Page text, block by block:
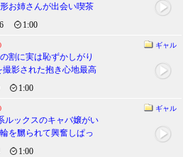
お姉さんが出会い喫茶
ハメドリ!!
1:00
ギャル
割に実は恥ずかしがり
撮影された抱き心地最高
ギャル
1:00
ギャル
ルックスのキャバ嬢がい
を嬲られて興奮しぱっ
メ!!
1:00